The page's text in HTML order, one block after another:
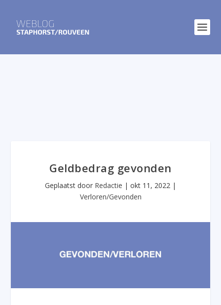
Geldbedrag gevonden
Geplaatst door Redactie | okt 11, 2022 |
Verloren/Gevonden